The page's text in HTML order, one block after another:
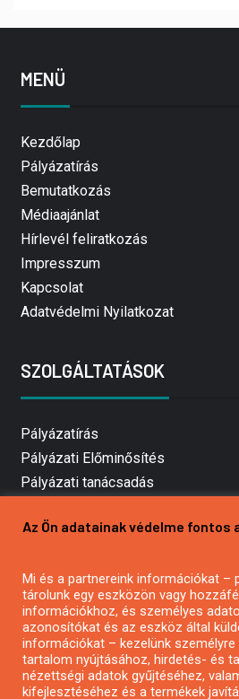
MENÜ
Kezdőlap
Pályázatírás
Bemutatkozás
Médiaajánlat
Hírlevél feliratkozás
Impresszum
Kapcsolat
Adatvédelmi Nyilatkozat
SZOLGÁLTATÁSOK
Pályázatírás
Pályázati Előminősítés
Pályázati tanácsadás
Mezőgazdasági pályázatírás
Pályázatírás civil szervezeteknek
Pályázatírás önkormányzatoknak
Pályázatfigyelés
Specifikus pályázatfigyelés vagy
Az Ön adatainak védelme fontos
Mi és a partnereink információkat –
tárolunk egy eszközön vagy
információkhoz, és személyes
azonosítókat és az eszköz által
információkat – kezelünk
tartalom nyújtásához, hirdetés- és
nézettségi adatok gyűjtéséhez,
kifejlesztéséhez és a termékek